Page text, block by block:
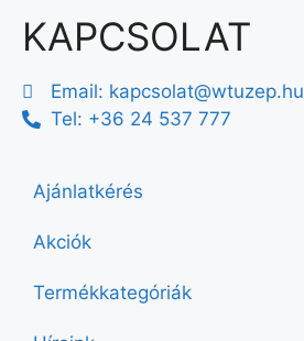
KAPCSOLAT
Email: kapcsolat@wtuzep.hu
Tel: +36 24 537 777
Ajánlatkérés
Akciók
Termékkategóriák